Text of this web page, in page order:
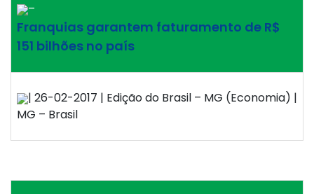
–
Franquias garantem faturamento de R$
151 bilhões no país
| 26-02-2017 | Edição do Brasil – MG (Economia) |
MG – Brasil